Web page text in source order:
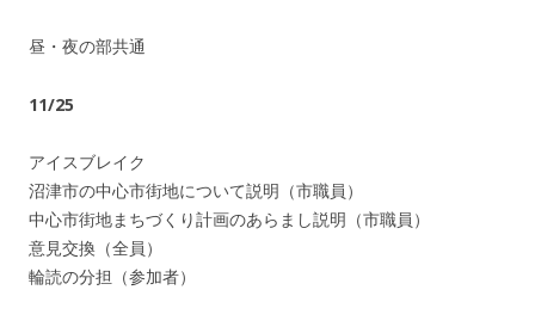
昼・夜の部共通
11/25
アイスブレイク
沼津市の中心市街地について説明（市職員）
中心市街地まちづくり計画のあらまし説明（市職員）
意見交換（全員）
輪読の分担（参加者）